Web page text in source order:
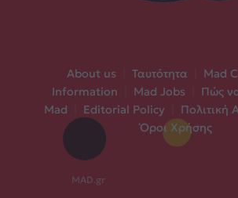
About us Ταυτότητα
Mad
Information
Mad Jobs
Πώς
Mad
Editorial Policy Πολιτική
Όροι Χρήσης
MAD.gr